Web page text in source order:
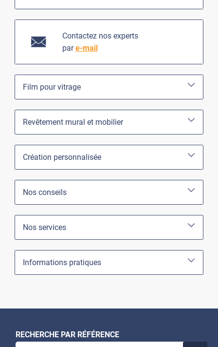
Contactez nos experts
pare-mail
Film pour vitrage
Revêtement mural et mobilier
Création personnalisée
Nos conseils
Nos services
Informations pratiques
RECHERCHE PAR RÉFÉRENCE